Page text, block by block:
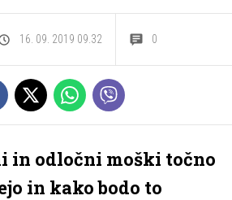
16. 09. 2019 09.32 0
in odločni moški točno
in kako bodo to